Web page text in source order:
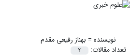
نویسنده = بهناز رفیعی مقدم
تعداد مقالات:
2